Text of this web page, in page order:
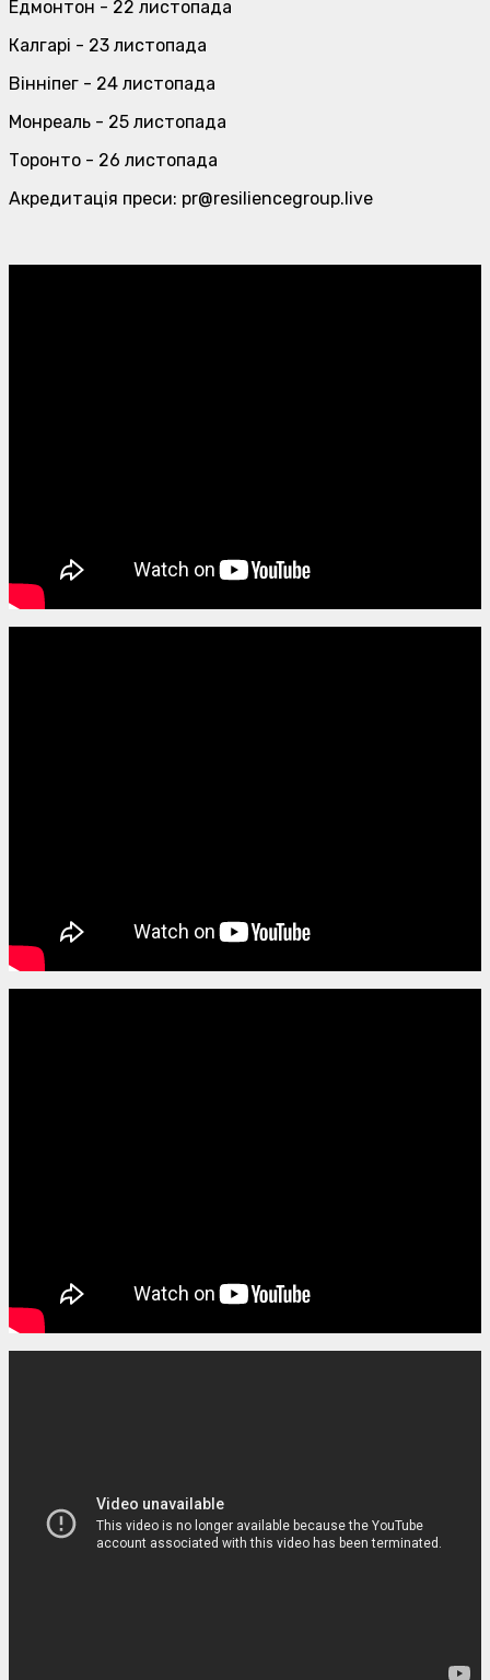
Едмонтон - 22 листопада
Калгарі - 23 листопада
Вінніпег - 24 листопада
Монреаль - 25 листопада
Торонто - 26 листопада
Акредитація преси: pr@resiliencegroup.live